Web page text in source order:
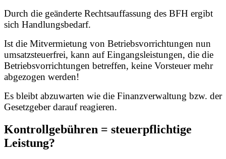
Durch die geänderte Rechtsauffassung des BFH ergibt
sich Handlungsbedarf.
Ist die Mitvermietung von Betriebsvorrichtungen nun
umsatzsteuerfrei, kann auf Eingangsleistungen, die die
Betriebsvorrichtungen betreffen, keine Vorsteuer mehr
abgezogen werden!
Es bleibt abzuwarten wie die Finanzverwaltung bzw. der
Gesetzgeber darauf reagieren.
Kontrollgebühren = steuerpflichtige
Leistung?